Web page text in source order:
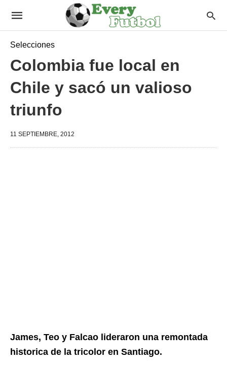
Selecciones
Colombia fue local en
Chile y sacó un valioso
triunfo
11 SEPTIEMBRE, 2012
James, Teo y Falcao lideraron una remontada
historica de la tricolor en Santiago.